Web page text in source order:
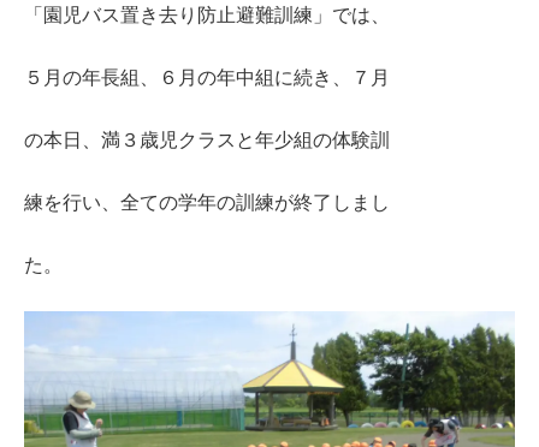
「園児バス置き去り防止避難訓練」では、
５月の年長組、６月の年中組に続き、７月
の本日、満３歳児クラスと年少組の体験訓
練を行い、全ての学年の訓練が終了しまし
た。